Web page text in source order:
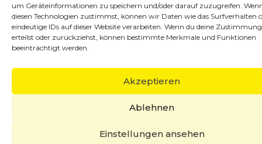
um Geräteinformationen zu speichern und/oder darauf zuzugreifen.
diesen Technologien zustimmst, können wir Daten wie das Surfverhalten
eindeutige IDs auf dieser Website verarbeiten. Wenn du deine
erteilst oder zurückziehst, können bestimmte Merkmale und Funktionen
beeinträchtigt werden.
Akzeptieren
Ablehnen
Einstellungen ansehen